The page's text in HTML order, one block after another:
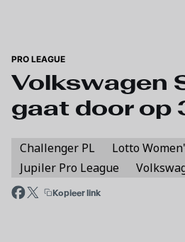
PRO LEAGUE
Volkswagen
gaat door op
Challenger PL
Lotto
Jupiler Pro League
Kopieer link